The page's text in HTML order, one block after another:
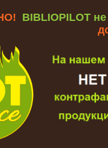
BIBLIOPILOT